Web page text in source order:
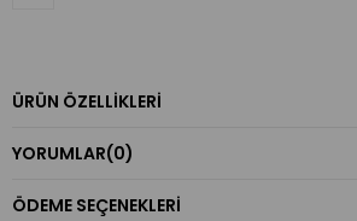
ÜRÜN ÖZELLIKLERI
YORUMLAR(0)
ÖDEME SEÇENEKLERI